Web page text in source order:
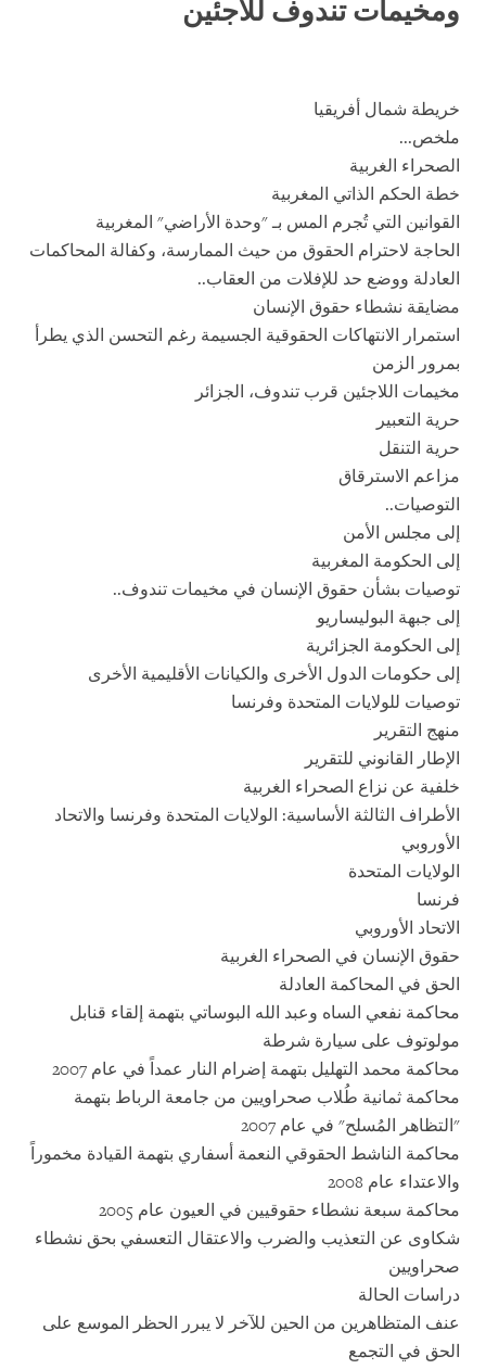
ومخيمات تندوف للاجئين
خريطة شمال أفريقيا
ملخص...
الصحراء الغربية
خطة الحكم الذاتي المغربية
القوانين التي تُجرم المس بـ "وحدة الأراضي" المغربية
الحاجة لاحترام الحقوق من حيث الممارسة، وكفالة المحاكمات
العادلة ووضع حد للإفلات من العقاب..
مضايقة نشطاء حقوق الإنسان
استمرار الانتهاكات الحقوقية الجسيمة رغم التحسن الذي يطرأ
بمرور الزمن
مخيمات اللاجئين قرب تندوف، الجزائر
حرية التعبير
حرية التنقل
مزاعم الاسترقاق
التوصيات..
إلى مجلس الأمن
إلى الحكومة المغربية
توصيات بشأن حقوق الإنسان في مخيمات تندوف..
إلى جبهة البوليساريو
إلى الحكومة الجزائرية
إلى حكومات الدول الأخرى والكيانات الأقليمية الأخرى
توصيات للولايات المتحدة وفرنسا
منهج التقرير
الإطار القانوني للتقرير
خلفية عن نزاع الصحراء الغربية
الأطراف الثالثة الأساسية: الولايات المتحدة وفرنسا والاتحاد
الأوروبي
الولايات المتحدة
فرنسا
الاتحاد الأوروبي
حقوق الإنسان في الصحراء الغربية
الحق في المحاكمة العادلة
محاكمة نفعي الساه وعبد الله البوساتي بتهمة إلقاء قنابل
مولوتوف على سيارة شرطة
محاكمة محمد التهليل بتهمة إضرام النار عمداً في عام 2007
محاكمة ثمانية طُلاب صحراويين من جامعة الرباط بتهمة
"التظاهر المُسلح" في عام 2007
محاكمة الناشط الحقوقي النعمة أسفاري بتهمة القيادة مخموراً
والاعتداء عام 2008
محاكمة سبعة نشطاء حقوقيين في العيون عام 2005
شكاوى عن التعذيب والضرب والاعتقال التعسفي بحق نشطاء
صحراويين
دراسات الحالة
عنف المتظاهرين من الحين للآخر لا يبرر الحظر الموسع على
الحق في التجمع